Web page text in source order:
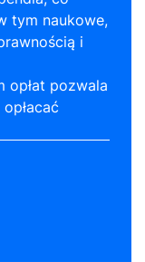
tym naukowe,
i
opłat pozwala